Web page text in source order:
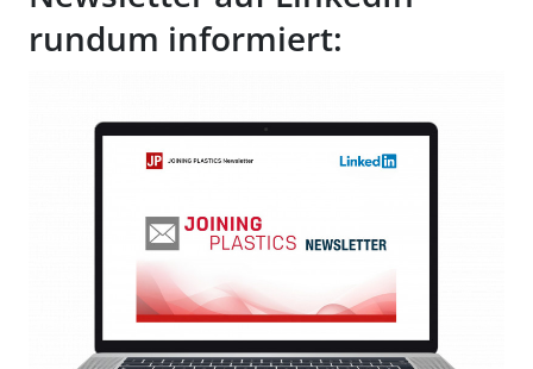
rundum informiert: